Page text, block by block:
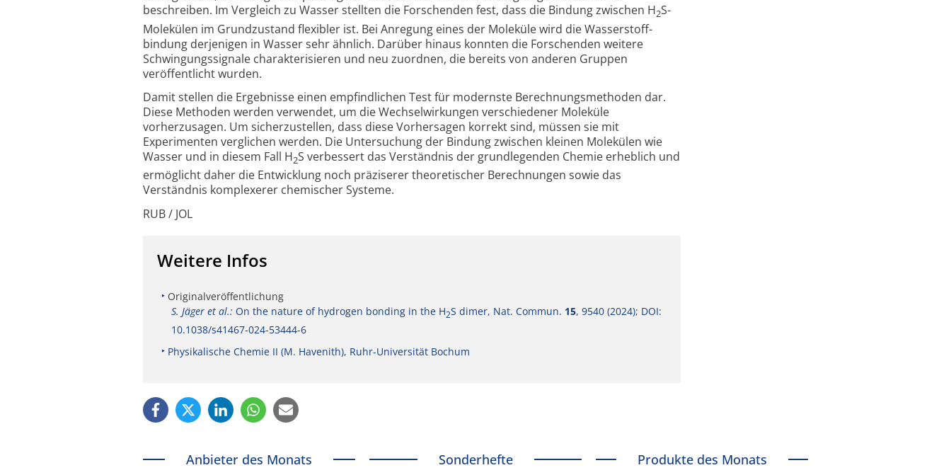
beschreiben. Im Vergleich zu Wasser stellten die Forschenden fest, dass die Bindung zwischen H2S-
Molekülen im Grundzustand flexibler ist. Bei Anregung eines der Moleküle wird die Wasserstoff­
bindung derjenigen in Wasser sehr ähnlich. Darüber hinaus konnten die Forschenden weitere
Schwingungs­signale charakterisieren und neu zuordnen, die bereits von anderen Gruppen
veröffent­licht wurden.
Damit stellen die Ergebnisse einen empfindlichen Test für modernste Berechnungsmethoden dar.
Diese Methoden werden verwendet, um die Wechsel­wirkungen verschiedener Moleküle
vorherzusagen. Um sicher­zustellen, dass diese Vorhersagen korrekt sind, müssen sie mit
Experimenten verglichen werden. Die Untersuchung der Bindung zwischen kleinen Molekülen wie
Wasser und in diesem Fall H2S verbessert das Verständnis der grundlegenden Chemie erheblich und
ermöglicht daher die Entwicklung noch präziserer theoretischer Berechnungen sowie das
Verständnis komplexerer chemischer Systeme.
RUB / JOL
Weitere Infos
Originalveröffentlichung
S. Jäger et al.: On the nature of hydrogen bonding in the H2S dimer, Nat. Commun. 15, 9540 (2024); DOI:
10.1038/s41467-024-53444-6
Physikalische Chemie II (M. Havenith), Ruhr-Universität Bochum
Anbieter des Monats Sonderhefte Produkte des Monats